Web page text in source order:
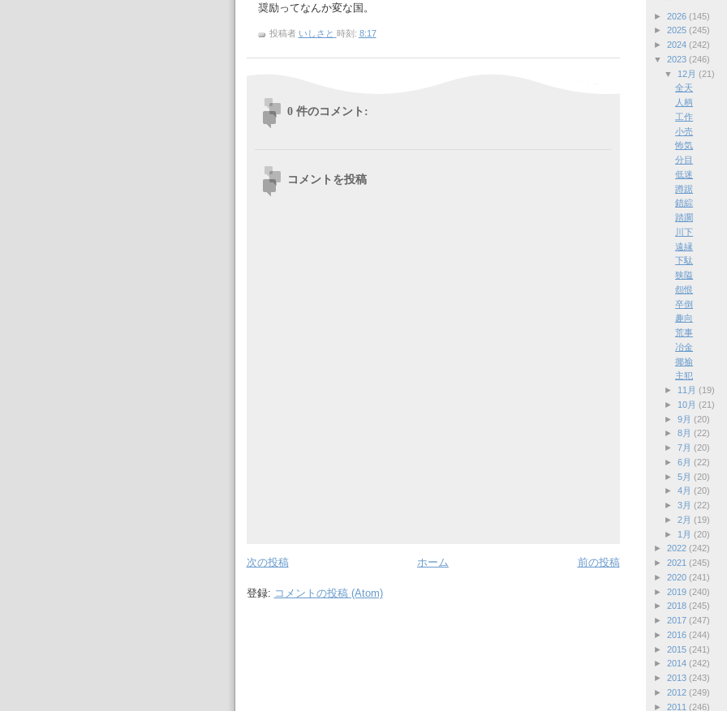
奨励ってなんか変な国。
投稿者 いしさと 時刻: 8:17
0 件のコメント:
コメントを投稿
次の投稿 前の投稿
ホーム
登録: コメントの投稿 (Atom)
► 2026 (145)
► 2025 (245)
► 2024 (242)
▼ 2023 (246)
▼
12月 (21)
全天
人柄
工作
小売
怖気
分目
低迷
蹲踞
錯綜
踏躙
川下
遠縁
下駄
狭隘
怨恨
卒倒
趣向
荒事
冶金
揶揄
主犯
►
11月 (19)
►
10月 (21)
► 9月 (20)
► 8月 (22)
► 7月 (20)
► 6月 (22)
► 5月 (20)
► 4月 (20)
► 3月 (22)
► 2月 (19)
►
1月 (20)
► 2022 (242)
► 2021 (245)
► 2020 (241)
► 2019 (240)
► 2018 (245)
► 2017 (247)
► 2016 (244)
► 2015 (241)
► 2014 (242)
► 2013 (243)
► 2012 (249)
► 2011 (246)